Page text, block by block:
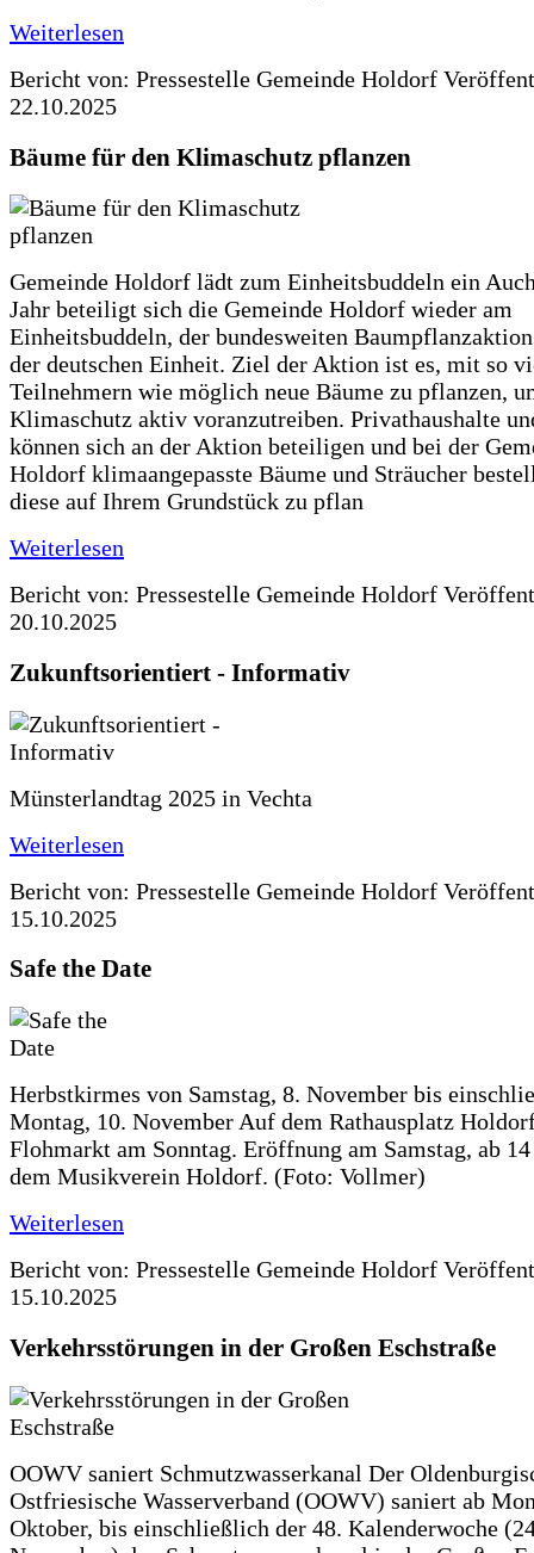
Weiterlesen
Bericht von: Pressestelle Gemeinde Holdorf
22.10.2025
Bäume für den Klimaschutz pflanzen
Gemeinde Holdorf lädt zum Einheitsbuddeln ein
Jahr beteiligt sich die Gemeinde Holdorf wieder am
Einheitsbuddeln, der bundesweiten
der deutschen Einheit. Ziel der Aktion ist es, mit so
Teilnehmern wie möglich neue Bäume zu pflanzen,
Klimaschutz aktiv voranzutreiben. Privathaushalte
können sich an der Aktion beteiligen und bei der
Holdorf klimaangepasste Bäume und Sträucher
diese auf Ihrem Grundstück zu pflan
Weiterlesen
Bericht von: Pressestelle Gemeinde Holdorf
20.10.2025
Zukunftsorientiert - Informativ
Münsterlandtag 2025 in Vechta
Weiterlesen
Bericht von: Pressestelle Gemeinde Holdorf
15.10.2025
Safe the Date
Herbstkirmes von Samstag, 8. November bis
Montag, 10. November Auf dem Rathausplatz
Flohmarkt am Sonntag. Eröffnung am Samstag, ab
dem Musikverein Holdorf. (Foto: Vollmer)
Weiterlesen
Bericht von: Pressestelle Gemeinde Holdorf
15.10.2025
Verkehrsstörungen in der Großen Eschstraße
OOWV saniert Schmutzwasserkanal Der
Ostfriesische Wasserverband (OOWV) saniert ab
Oktober, bis einschließlich der 48. Kalenderwoche